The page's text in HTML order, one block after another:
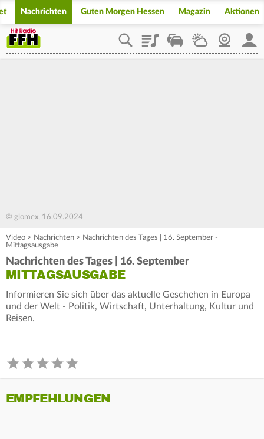
Nachrichten Guten Morgen Hessen Magazin Aktionen
PlaylistStaupilotWetterWebcam
© glomex, 16.09.2024
Video > Nachrichten > Nachrichten des Tages | 16. September -
Mittagsausgabe
Nachrichten des Tages | 16. September
MITTAGSAUSGABE
Informieren Sie sich über das aktuelle Geschehen in Europa
und der Welt - Politik, Wirtschaft, Unterhaltung, Kultur und
Reisen.
EMPFEHLUNGEN